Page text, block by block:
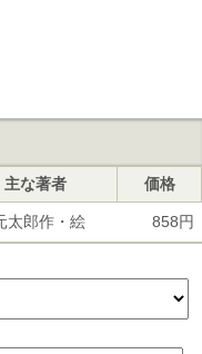
主な著者 価格
太郎作・絵 858円